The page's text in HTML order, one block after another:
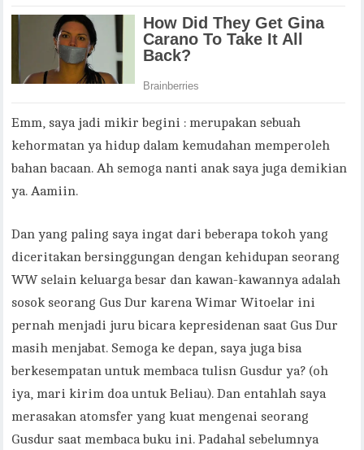
Emm, saya jadi mikir begini : merupakan sebuah
kehormatan ya hidup dalam kemudahan memperoleh
bahan bacaan. Ah semoga nanti anak saya juga demikian
ya. Aamiin.
Dan yang paling saya ingat dari beberapa tokoh yang
diceritakan bersinggungan dengan kehidupan seorang
WW selain keluarga besar dan kawan-kawannya adalah
sosok seorang Gus Dur karena Wimar Witoelar ini
pernah menjadi juru bicara kepresidenan saat Gus Dur
masih menjabat. Semoga ke depan, saya juga bisa
berkesempatan untuk membaca tulisn Gusdur ya? (oh
iya, mari kirim doa untuk Beliau). Dan entahlah saya
merasakan atomsfer yang kuat mengenai seorang
Gusdur saat membaca buku ini. Padahal sebelumnya